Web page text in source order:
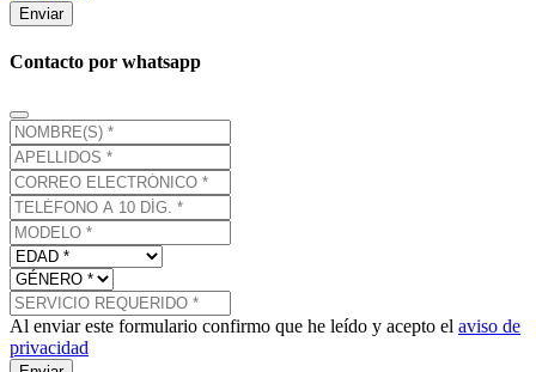
Enviar
Contacto por whatsapp
Al enviar este formulario confirmo que he leído y acepto el aviso de
privacidad